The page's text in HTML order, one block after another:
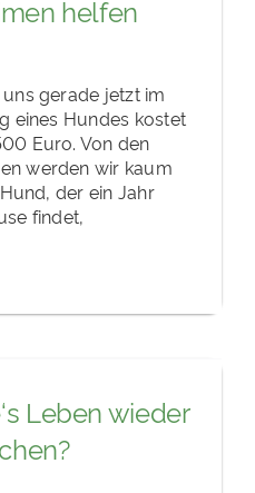
helfen
gerade jetzt im
eines Hundes kostet
Euro. Von den
werden wir kaum
der ein Jahr
findet,
Leben wieder